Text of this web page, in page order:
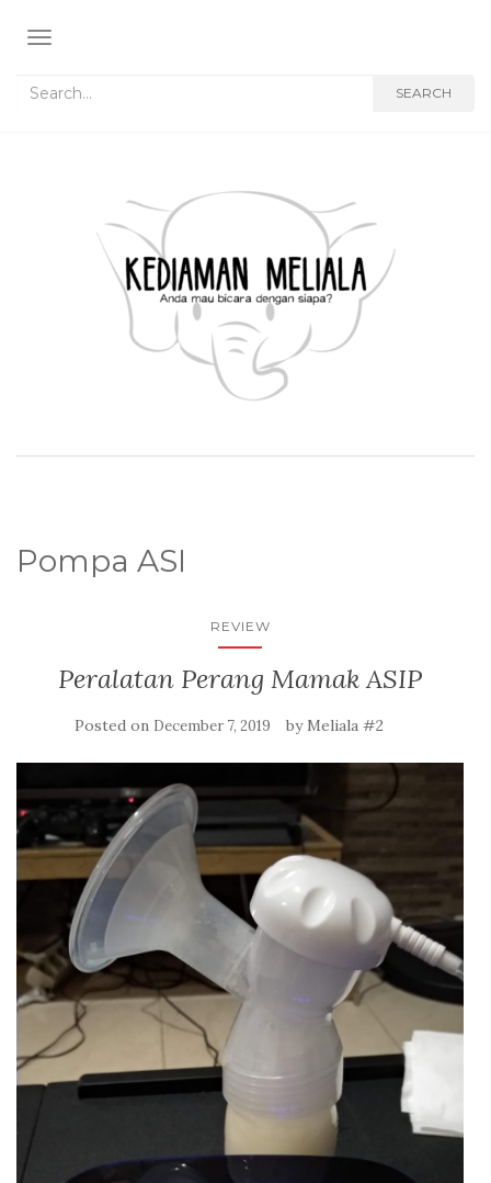
TOGGLE NAVIGATION
Search for: SEARCH
Pompa ASI
REVIEW
Peralatan Perang Mamak ASIP
Posted on December 7, 2019 byMeliala #2